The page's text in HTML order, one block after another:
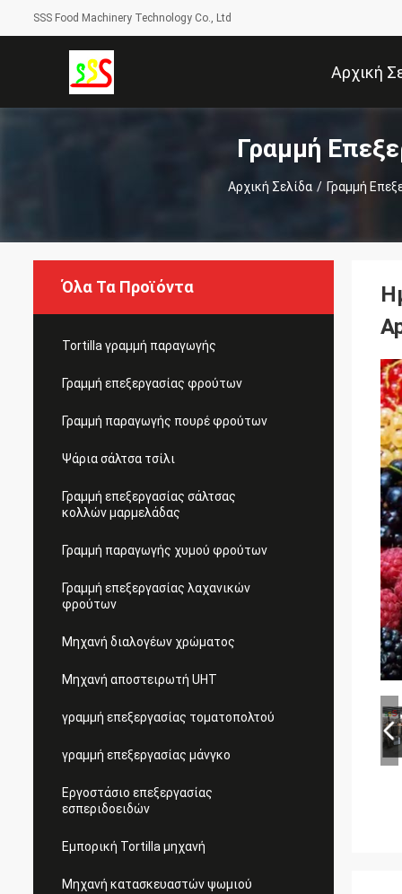
SSS Food Machinery Technology Co., Ltd
Αρχική
Γραμμή
Αρχική Σελίδα / Γραμμή
Όλα Τα Προϊόντα
Tortilla γραμμή παραγωγής
Γραμμή επεξεργασίας φρούτων
Γραμμή παραγωγής πουρέ φρούτων
Ψάρια σάλτσα τσίλι
Γραμμή επεξεργασίας σάλτσας
κολλών μαρμελάδας
Γραμμή παραγωγής χυμού φρούτων
Γραμμή επεξεργασίας λαχανικών
φρούτων
Μηχανή διαλογέων χρώματος
Μηχανή αποστειρωτή UHT
γραμμή επεξεργασίας τοματοπολτού
γραμμή επεξεργασίας μάνγκο
Εργοστάσιο επεξεργασίας
εσπεριδοειδών
Εμπορική Tortilla μηχανή
Μηχανή κατασκευαστών ψωμιού